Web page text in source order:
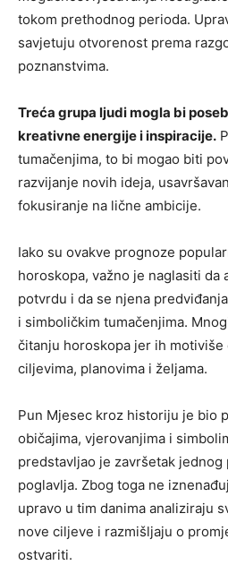
tokom prethodnog perioda.
savjetuju otvorenost prema
poznanstvima.
Treća grupa ljudi mogla bi
kreativne energije i inspiracije.
tumačenjima, to bi mogao biti
razvijanje novih ideja,
fokusiranje na lične ambicije.
Iako su ovakve prognoze
horoskopa, važno je naglasiti da
potvrdu i da se njena
i simboličkim tumačenjima.
čitanju horoskopa jer ih
ciljevima, planovima i željama.
Pun Mjesec kroz historiju je bio
običajima, vjerovanjima i
predstavljao je završetak
poglavlja. Zbog toga ne
upravo u tim danima analiziraju
nove ciljeve i razmišljaju o
ostvariti.